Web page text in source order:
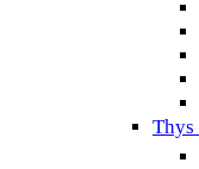
Thys